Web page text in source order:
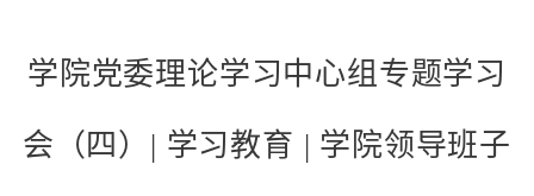
学院党委理论学习中心组专题学习
会（四）| 学习教育 | 学院领导班子